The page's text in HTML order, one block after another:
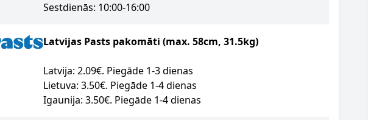
Sestdienās: 10:00-16:00
Latvijas Pasts pakomāti (max. 58cm, 31.5kg)
Latvija: 2.09€. Piegāde 1-3 dienas
Lietuva: 3.50€. Piegāde 1-4 dienas
Igaunija: 3.50€. Piegāde 1-4 dienas